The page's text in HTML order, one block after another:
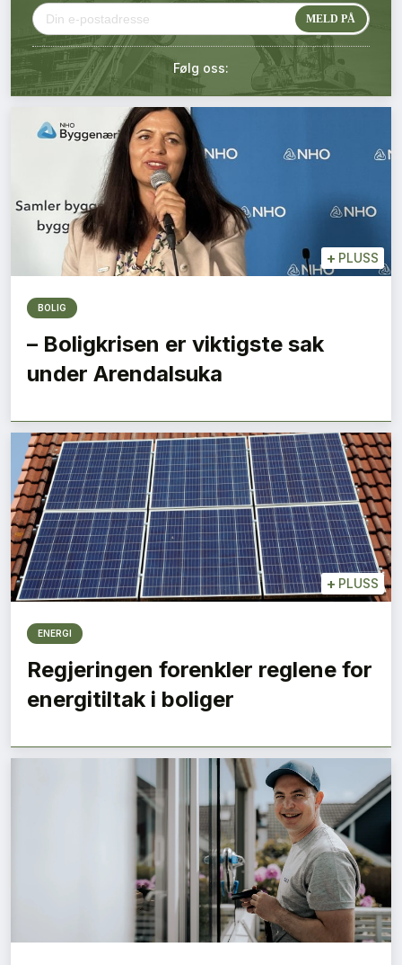
Kontakt oss
Login
SE BLADARKIV
Følg oss:
+ PLUSS
BOLIG
– Boligkrisen er viktigste sak
under Arendalsuka
+ PLUSS
ENERGI
Regjeringen forenkler reglene for
energitiltak i boliger